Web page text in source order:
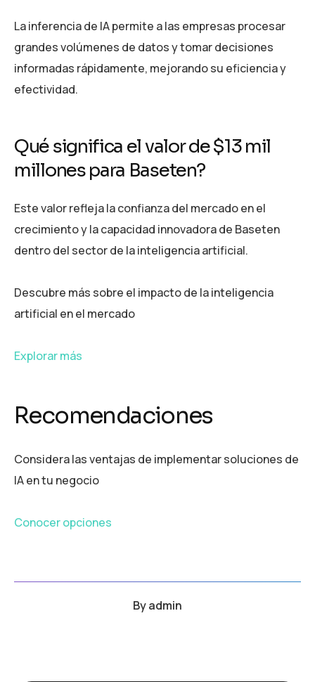
La inferencia de IA permite a las empresas procesar
grandes volúmenes de datos y tomar decisiones
informadas rápidamente, mejorando su eficiencia y
efectividad.
Qué significa el valor de $13 mil
millones para Baseten?
Este valor refleja la confianza del mercado en el
crecimiento y la capacidad innovadora de Baseten
dentro del sector de la inteligencia artificial.
Descubre más sobre el impacto de la inteligencia
artificial en el mercado
Explorar más
Recomendaciones
Considera las ventajas de implementar soluciones de
IA en tu negocio
Conocer opciones
Byadmin